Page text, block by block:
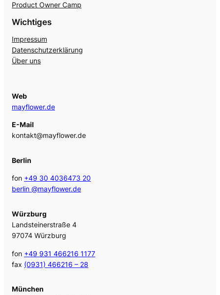
Product Owner Camp
Wichtiges
Impressum
Datenschutzerklärung
Über uns
Web
mayflower.de
E-Mail
kontakt@mayflower.de
Berlin
fon +49 30 4036473 20
berlin @mayflower.de
Würzburg
Landsteinerstraße 4
97074 Würzburg
fon +49 931 466216 1177
fax (0931) 466216 – 28
München